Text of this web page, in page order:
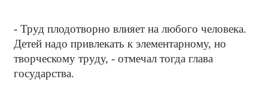
- Труд плодотворно влияет на любого человека.
Детей надо привлекать к элементарному, но
творческому труду, - отмечал тогда глава
государства.